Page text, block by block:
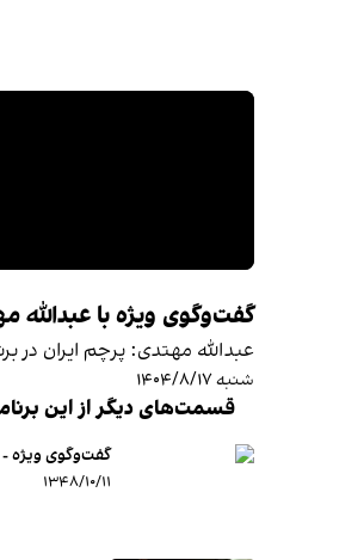
گفت‌وگوی ویژه با عبدالله
عبدالله مهتدی: پرچم ایران در
شنبه ۱۴۰۴/۸/۱۷
قسمت‌های دیگر از این
گفت‌وگوی ویژه -
۱۳۴۸/۱۰/۱۱